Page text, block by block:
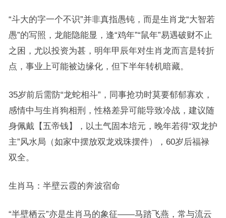
“斗大的字一个不识”并非真指愚钝，而是生肖龙“大智若
愚”的写照，龙能隐能显，逢“鸡年”“鼠年”易遇破财不止
之困，尤以投资为甚，明年甲辰年对生肖龙而言是转折
点，事业上可能被边缘化，但下半年转机暗藏。
35岁前后需防“龙蛇相斗”，同事抢功时莫要郁郁寡欢，
感情中与生肖狗相刑，性格差异可能导致冷战，建议随
身佩戴【五帝钱】，以土气固本培元，晚年若得“双龙护
主”风水局（如家中摆放双龙戏珠摆件），60岁后福禄
双全。
生肖马：半壁云霞的奔波宿命
“半壁栖云”亦是生肖马的象征——马踏飞燕，常与流云